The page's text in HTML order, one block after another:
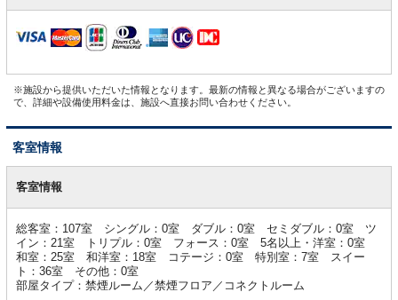
※施設から提供いただいた情報となります。最新の情報と異なる場合がございますの
で、詳細や設備使用料金は、施設へ直接お問い合わせください。
客室情報
室客室情報
総客室：107室 シングル：0室 ダブル：0室 セミダブル：0室 ツ
イン：21室 トリプル：0室 フォース：0室 5名以上・洋室：0室
和室：25室 和洋室：18室 コテージ：0室 特別室：7室 スイー
ト：36室 その他：0室
部屋タイプ：禁煙ルーム／禁煙フロア／コネクトルーム